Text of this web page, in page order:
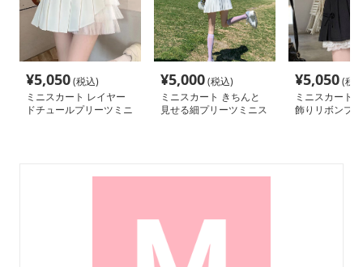
¥5,050(税込)
ミニスカート レイヤー
ドチュールプリーツミニ
¥5,000(税込)
ミニスカート きちんと
見せる細プリーツミニス
¥5,050(税
ミニスカート
飾りリボンプ